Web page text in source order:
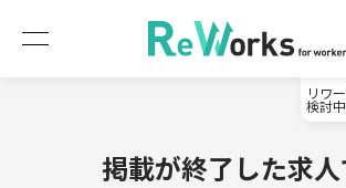
リワ
検討
掲載が終了した求